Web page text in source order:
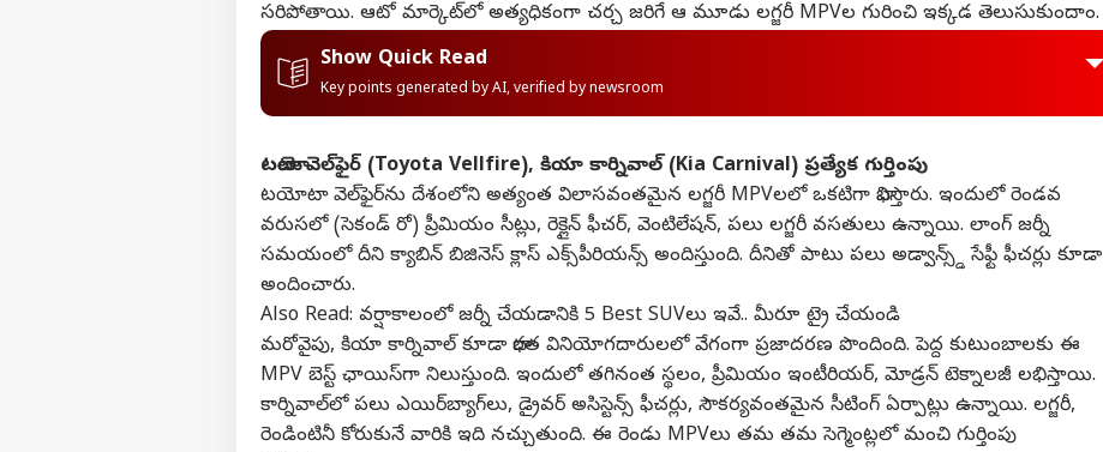
సరిపోతాయి. ఆటో మార్కెట్‌లో అత్యధికంగా చర్చ జరిగే ఆ మూడు లగ్జరీ MPVల గురించి ఇక్కడ తెలుసుకుందాం.
Show Quick Read
Key points generated by AI, verified by newsroom
టయోటా వెల్‌ఫైర్ (Toyota Vellfire), కియా కార్నివాల్ (Kia Carnival) ప్రత్యేక గుర్తింపు
టయోటా వెల్‌ఫైర్‌ను దేశంలోని అత్యంత విలాసవంతమైన లగ్జరీ MPVలలో ఒకటిగా భావిస్తారు. ఇందులో రెండవ
వరుసలో (సెకండ్ రో) ప్రీమియం సీట్లు, రెక్లైన్ ఫీచర్, వెంటిలేషన్, పలు లగ్జరీ వసతులు ఉన్నాయి. లాంగ్ జర్నీ
సమయంలో దీని క్యాబిన్ బిజినెస్ క్లాస్ ఎక్స్‌పీరియన్స్ అందిస్తుంది. దీనితో పాటు పలు అడ్వాన్స్డ్ సేఫ్టీ ఫీచర్లు కూడా
అందించారు.
Also Read: వర్షాకాలంలో జర్నీ చేయడానికి 5 Best SUVలు ఇవే.. మీరూ ట్రై చేయండి
మరోవైపు, కియా కార్నివాల్ కూడా భారత వినియోగదారులలో వేగంగా ప్రజాదరణ పొందింది. పెద్ద కుటుంబాలకు ఈ
MPV బెస్ట్ ఛాయిస్‌గా నిలుస్తుంది. ఇందులో తగినంత స్థలం, ప్రీమియం ఇంటీరియర్, మోడ్రన్ టెక్నాలజీ లభిస్తాయి.
కార్నివాల్‌లో పలు ఎయిర్‌బ్యాగ్‌లు, డ్రైవర్ అసిస్టెన్స్ ఫీచర్లు, సౌకర్యవంతమైన సీటింగ్ ఏర్పాట్లు ఉన్నాయి. లగ్జరీ,
రెండింటినీ కోరుకునే వారికి ఇది నచ్చుతుంది. ఈ రెండు MPVలు తమ తమ సెగ్మెంట్లలో మంచి గుర్తింపు